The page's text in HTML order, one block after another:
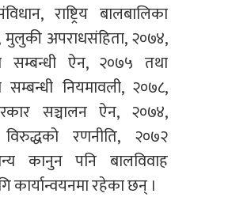
राष्ट्रिय बालबालिका
मुलुकी अपराधसंहिता, २०७४,
सम्बन्धी ऐन, २०७५ तथा
सम्बन्धी नियमावली, २०७८,
सञ्चालन ऐन, २०७४,
विरुद्धको रणनीति, २०७२
कानुन पनि बालविवाह
कार्यान्वयनमा रहेका छन् ।